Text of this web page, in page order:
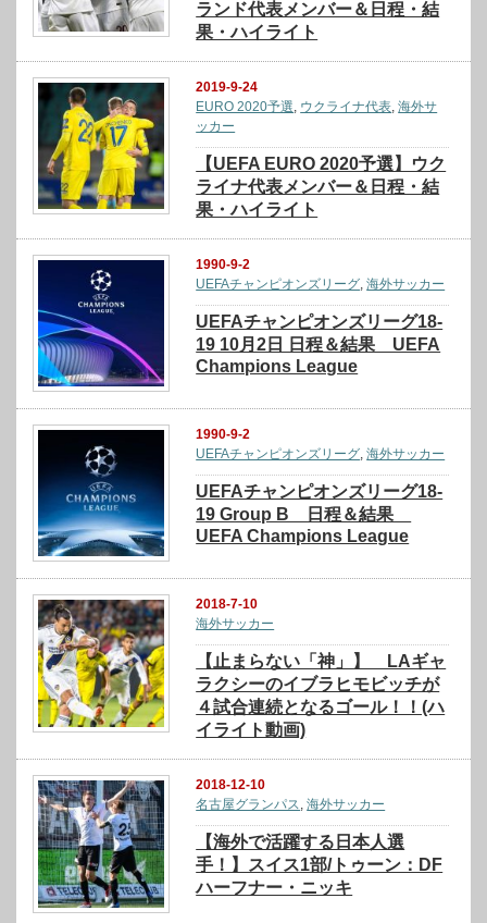
ランド代表メンバー＆日程・結
果・ハイライト
2019-9-24
EURO 2020予選 ウクライナ代表 ,海外サ
ッカー
【UEFA EURO 2020予選】ウク
ライナ代表メンバー＆日程・結
果・ハイライト
1990-9-2
UEFAチャンピオンズリーグ ,海外サッカー
UEFAチャンピオンズリーグ18-
19 10月2日 日程＆結果 UEFA
Champions League
1990-9-2
UEFAチャンピオンズリーグ,海外サッカー
UEFAチャンピオンズリーグ18-
19 Group B 日程＆結果
UEFA Champions League
2018-7-10
海外サッカー
【止まらない「神」】 LAギャ
ラクシーのイブラヒモビッチが
４試合連続となるゴール！！(ハ
イライト動画)
2018-12-10
名古屋グランパス,海外サッカー
【海外で活躍する日本人選
手！】スイス1部/トゥーン：DF
ハーフナー・ニッキ